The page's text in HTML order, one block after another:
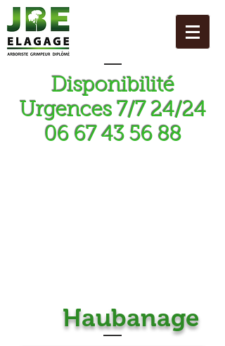
Disponibilité
Urgences 7/7 24/24
06 67 43 56 88
Haubanage